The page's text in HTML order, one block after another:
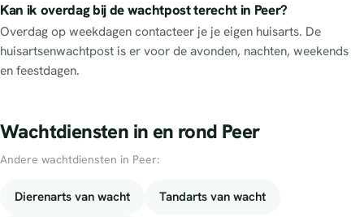
Kan ik overdag bij de wachtpost terecht in Peer?
Overdag op weekdagen contacteer je je eigen huisarts. De
huisartsenwachtpost is er voor de avonden, nachten, weekends
en feestdagen.
Wachtdiensten in en rond Peer
Andere wachtdiensten in Peer:
Dierenarts van wacht Tandarts van wacht